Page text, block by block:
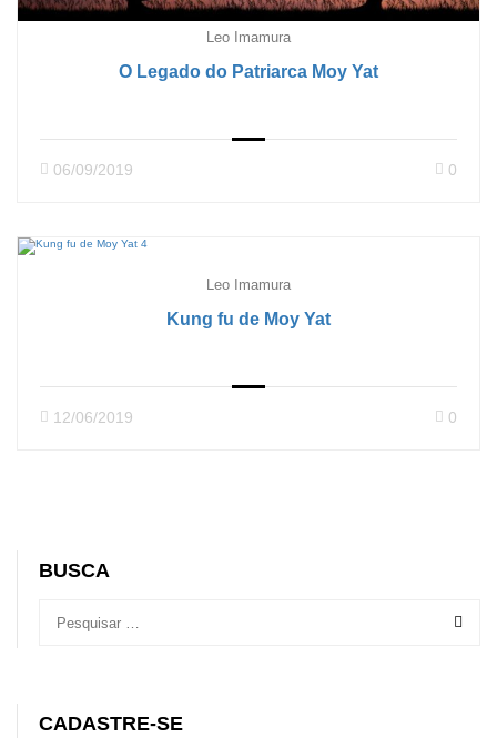
Leo Imamura
O Legado do Patriarca Moy Yat
06/09/2019 0
Leo Imamura
Kung fu de Moy Yat
12/06/2019 0
BUSCA
CADASTRE-SE